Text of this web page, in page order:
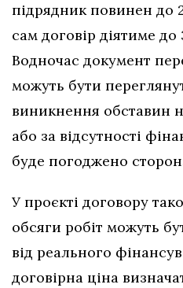
підрядник повинен до
сам договір діятиме
Водночас документ
можуть бути
виникнення обставин
або за відсутності
буде погоджено
У проєкті договору
обсяги робіт можуть
від реального
договірна ціна